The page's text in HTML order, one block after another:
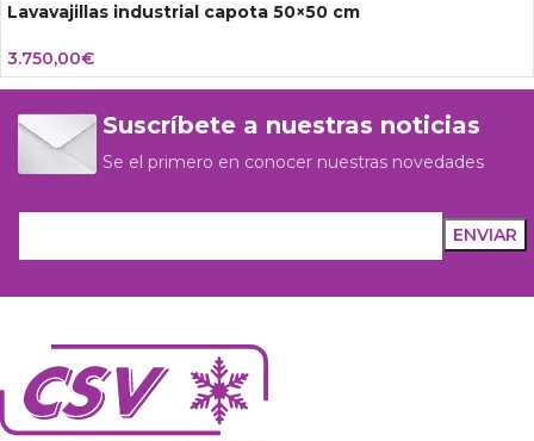
Lavavajillas industrial capota 50×50 cm
3.750,00€
Suscríbete a nuestras noticias
Se el primero en conocer nuestras novedades